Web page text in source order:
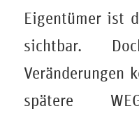
Eigentümer ist
sichtbar.
Veränderungen
spätere